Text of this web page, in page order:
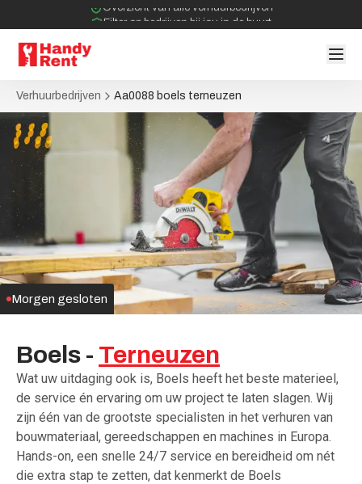
Filter op bedrijven bij jou in de buurt
Geen tussenpartijen bij verhuurovereenkomst
Verhuurbedrijven Aa0088 boels terneuzen
Boels - Terneuzen
Wat uw uitdaging ook is, Boels heeft het beste materieel,
de service én ervaring om uw project te laten slagen. Wij
zijn één van de grootste specialisten in het verhuren van
bouwmateriaal, gereedschappen en machines in Europa.
Hands-on, een snelle 24/7 service en bereidheid om nét
die extra stap te zetten, dat kenmerkt de Boels
Morgen gesloten